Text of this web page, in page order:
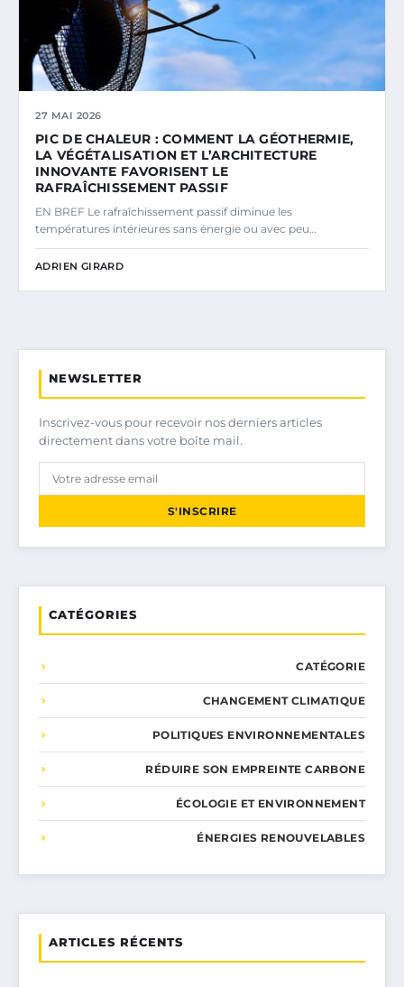
27 MAI 2026
PIC DE CHALEUR : COMMENT LA GÉOTHERMIE,
LA VÉGÉTALISATION ET L’ARCHITECTURE
INNOVANTE FAVORISENT LE
RAFRAÎCHISSEMENT PASSIF
EN BREF Le rafraîchissement passif diminue les
températures intérieures sans énergie ou avec peu…
ADRIEN GIRARD
NEWSLETTER
Inscrivez-vous pour recevoir nos derniers articles
directement dans votre boîte mail.
S'INSCRIRE
CATÉGORIES
CATÉGORIE
CHANGEMENT CLIMATIQUE
POLITIQUES ENVIRONNEMENTALES
RÉDUIRE SON EMPREINTE CARBONE
ÉCOLOGIE ET ENVIRONNEMENT
ÉNERGIES RENOUVELABLES
ARTICLES RÉCENTS